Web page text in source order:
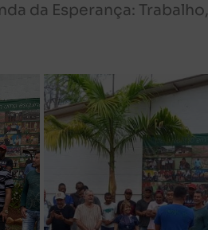
da Esperança: Trabalho,